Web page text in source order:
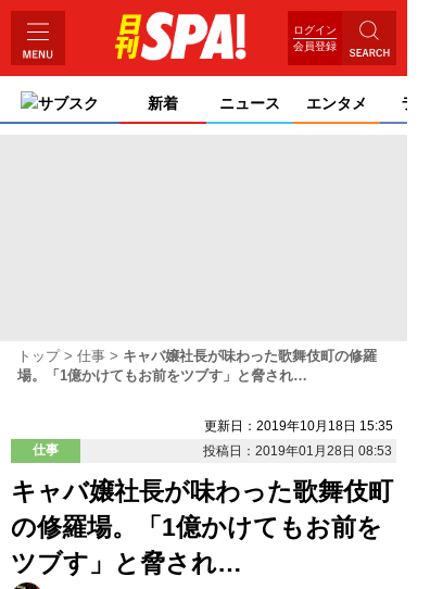
ログイン
会員登録
サブスク 新着 ニュース エンタメ ライ
トップ 仕事
キャバ嬢社長が味わった歌舞伎町の修羅
場。「1億かけてもお前をツブす」と脅され…
更新日：2019年10月18日 15:35
仕事
投稿日：2019年01月28日 08:53
キャバ嬢社長が味わった歌舞伎町
の修羅場。「1億かけてもお前を
ツブす」と脅され…